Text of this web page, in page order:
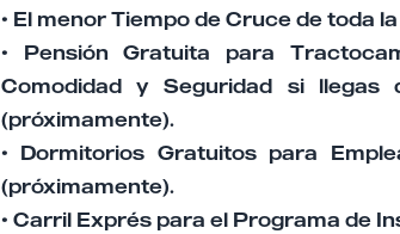
• El menor Tiempo de Cruce de toda
• Pensión Gratuita para
Comodidad y Seguridad si
(próximamente).
• Dormitorios Gratuitos para
(próximamente).
• Carril Exprés para el Programa de